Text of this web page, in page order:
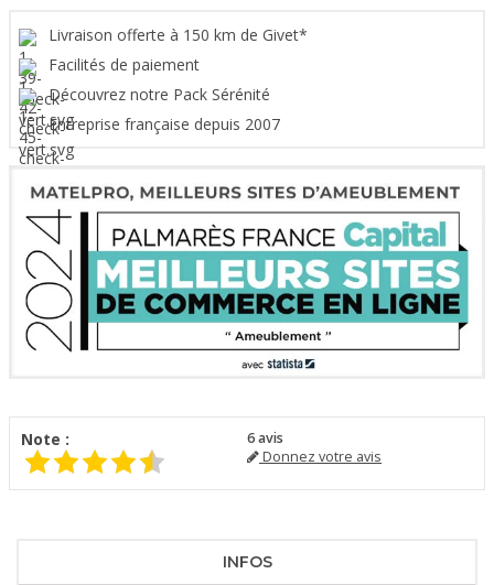
Livraison offerte à 150 km de Givet*
Facilités de paiement
Découvrez notre Pack Sérénité
Entreprise française depuis 2007
Note : 6avis
Donnez votre avis
INFOS